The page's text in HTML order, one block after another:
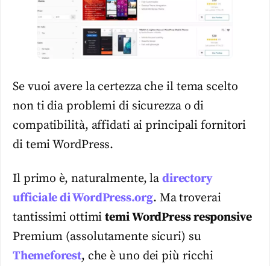
Se vuoi avere la certezza che il tema scelto
non ti dia problemi di sicurezza o di
compatibilità, affidati ai principali fornitori
di temiWordPress.
Il primo è, naturalmente, ladirectory
ufficiale di WordPress.org. Ma troverai
tantissimi ottimitemiWordPressresponsive
Premium (assolutamente sicuri) su
Themeforest, che è uno dei più ricchi